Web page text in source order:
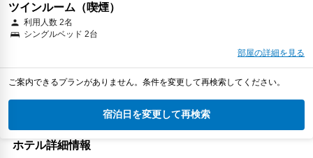
ツインルーム（喫煙）
利用人数 2名
シングルベッド 2台
部屋の詳細を見る
ご案内できるプランがありません。条件を変更して再検索してください。
宿泊日を変更して再検索
ホテル詳細情報